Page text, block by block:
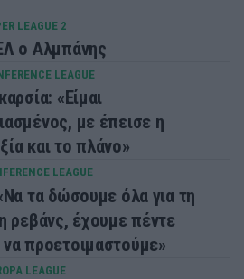
LEAGUE 2
ο Αλμπάνης
LEAGUE
«Είμαι
με έπεισε η
και το πλάνο»
LEAGUE
τα δώσουμε όλα για τη
ρεβάνς, έχουμε πέντε
προετοιμαστούμε»
LEAGUE